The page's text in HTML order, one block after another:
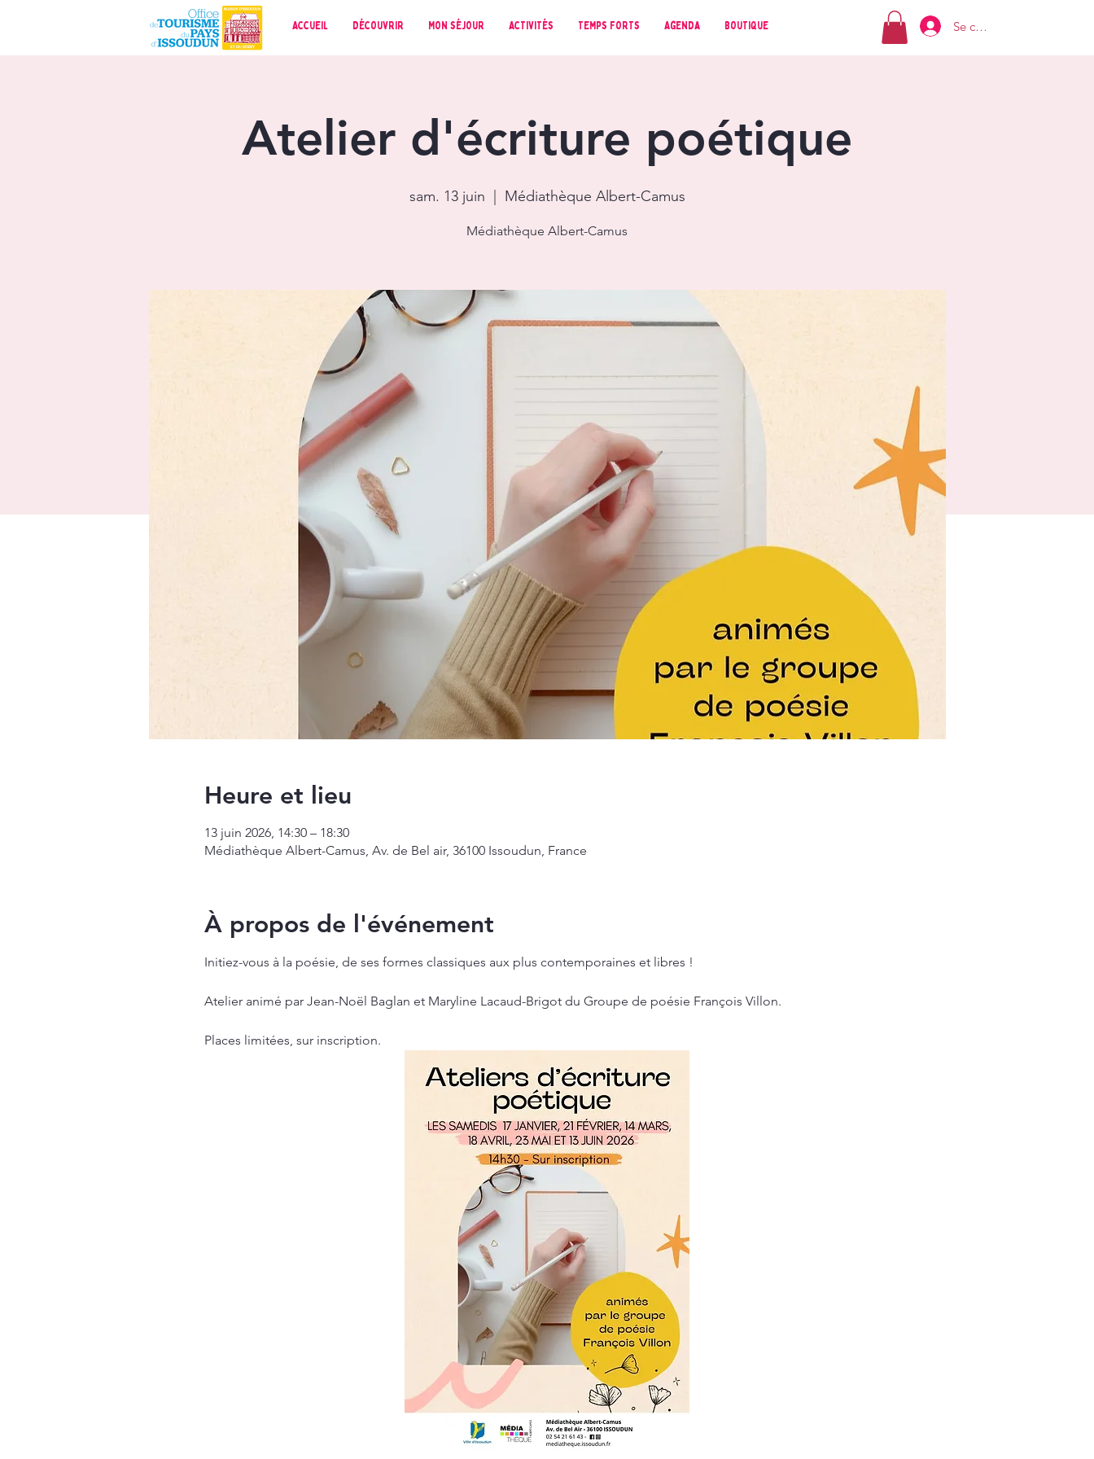
Accueil Découvrir Mon séjour Activités Temps forts Agenda Boutique Se connecter
Atelier d'écriture poétique
sam. 13 juin
  |
Médiathèque Albert-Camus
Médiathèque Albert-Camus
Heure et lieu
13 juin 2026, 14:30 – 18:30
Médiathèque Albert-Camus, Av. de Bel air, 36100 Issoudun, France
À propos de l'événement
Initiez-vous à la poésie, de ses formes classiques aux plus contemporaines et libres !
Atelier animé par Jean-Noël Baglan et Maryline Lacaud-Brigot du Groupe de poésie François Villon.
Places limitées, sur inscription.